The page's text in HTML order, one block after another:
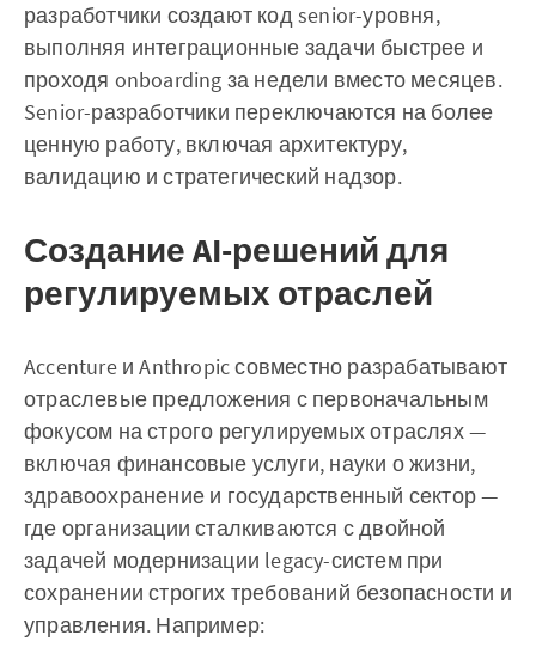
разработчики создают код senior-уровня,
выполняя интеграционные задачи быстрее и
проходя onboarding за недели вместо месяцев.
Senior-разработчики переключаются на более
ценную работу, включая архитектуру,
валидацию и стратегический надзор.
Создание AI-решений для
регулируемых отраслей
Accenture и Anthropic совместно разрабатывают
отраслевые предложения с первоначальным
фокусом на строго регулируемых отраслях —
включая финансовые услуги, науки о жизни,
здравоохранение и государственный сектор —
где организации сталкиваются с двойной
задачей модернизации legacy-систем при
сохранении строгих требований безопасности и
управления. Например: